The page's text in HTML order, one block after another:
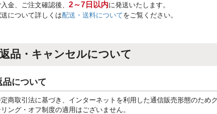
金、ご注文確認後、 2～7日以内に発送いたします。
について詳しくは配送・送料についてをご覧ください。
返品・キャンセルについて
品について
商取引法に基づき、インターネットを利用した通信販売形態のため
ング・オフ制度の適用はございません。